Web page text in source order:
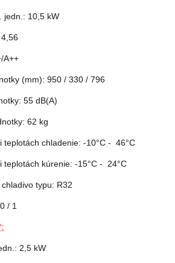
jedn.: 10,5 kW
A++
(mm): 950 / 330 / 796
55 dB(A)
62 kg
teplotách chladenie: -10°C - 46°C
teplotách kúrenie: -15°C - 24°C
typu: R32
/ 1
2,5 kW